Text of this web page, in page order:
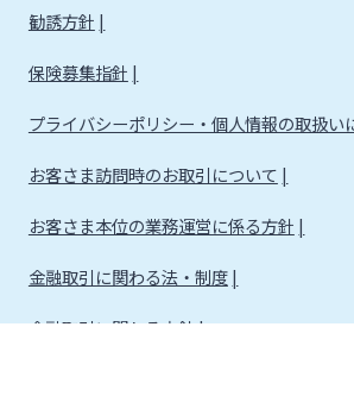
勧誘方針
保険募集指針
プライバシーポリシー・個人情報の取扱い
お客さま訪問時のお取引について
お客さま本位の業務運営に係る方針
金融取引に関わる法・制度
金融取引に関わる方針